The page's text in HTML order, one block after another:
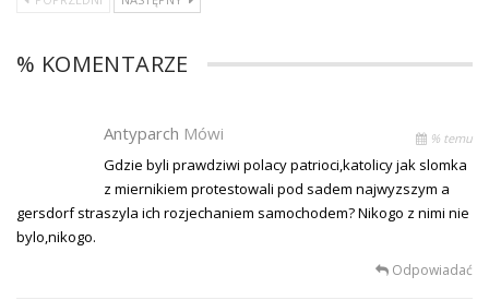
% KOMENTARZE
Antyparch Mówi % temu
Gdzie byli prawdziwi polacy patrioci,katolicy jak slomka
z miernikiem protestowali pod sadem najwyzszym a
gersdorf straszyla ich rozjechaniem samochodem? Nikogo z nimi nie
bylo,nikogo.
Odpowiadać